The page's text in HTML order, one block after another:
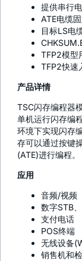
提供串行
ATE电缆
目标LS电
TFP2模型
TFP2快速
产品详情
TSC闪存编程器
单机运行闪存编
环境下实现闪存
存可以通过按键
(ATE)进行编程。
应用
音频/视频
数字STB
支付电话
POS终端
无线设备
销售机和